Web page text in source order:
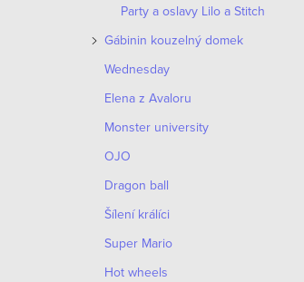
Party a oslavy Lilo a Stitch
Gábinin kouzelný domek
Wednesday
Elena z Avaloru
Monster university
OJO
Dragon ball
Šílení králíci
Super Mario
Hot wheels